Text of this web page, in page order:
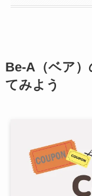
Be-A（ベア）
てみよう